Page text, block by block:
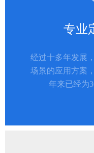
专业
经过十多年发展
场景的应用方案
年来已经为